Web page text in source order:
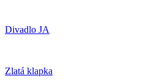
Divadlo JA
Zlatá klapka